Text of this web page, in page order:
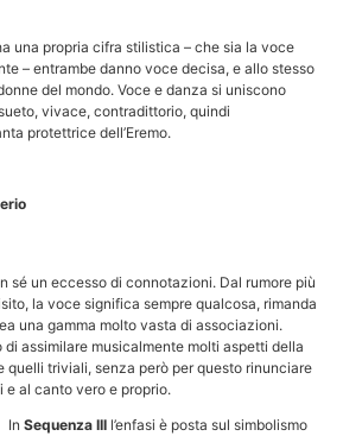
una propria cifra stilistica – che sia la voce
– entrambe danno voce decisa, e allo stesso
del mondo. Voce e danza si uniscono
vivace, contradittorio, quindi
protettrice dell’Eremo.
sé un eccesso di connotazioni. Dal rumore più
la voce significa sempre qualcosa, rimanda
una gamma molto vasta di associazioni.
di assimilare musicalmente molti aspetti della
triviali, senza però per questo rinunciare
al canto vero e proprio.
In Sequenza III l’enfasi è posta sul simbolismo